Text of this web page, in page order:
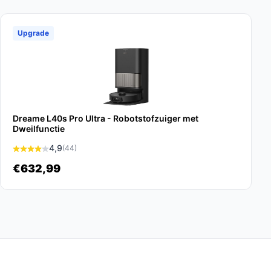
Upgrade
Dreame L40s Pro Ultra - Robotstofzuiger met
Dweilfunctie
4,9(44)
€632,99